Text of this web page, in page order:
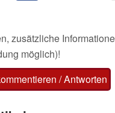
zusätzliche
möglich)!
/ Antworten